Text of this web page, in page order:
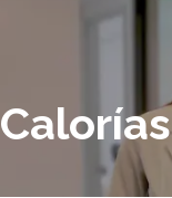
Calorías